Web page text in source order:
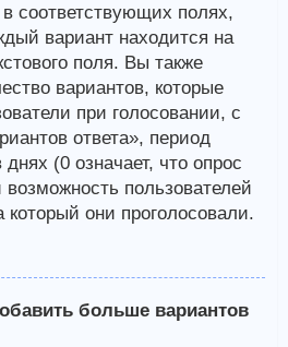
в соответствующих полях,
вариант находится на
поля. Вы также
вариантов, которые
при голосовании, с
ответа», период
(0 означает, что опрос
пользователей
который они проголосовали.
больше вариантов